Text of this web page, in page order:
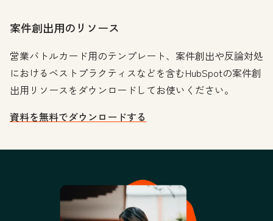
案件創出用のリソース
営業バトルカード用のテンプレート、案件創出や反論対処
におけるベストプラクティスなどを含むHubSpotの案件創
出用リソースをダウンロードしてお使いください。
資料を無料でダウンロードする